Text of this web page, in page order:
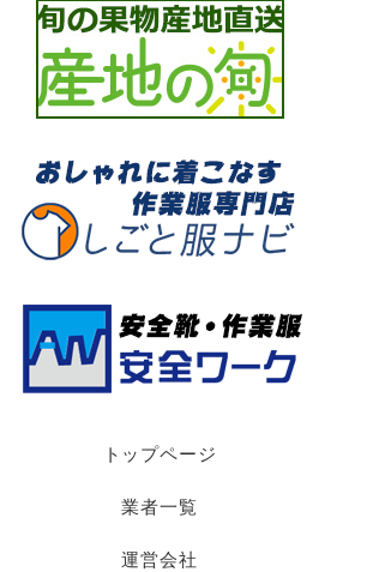
トップページ
業者一覧
運営会社